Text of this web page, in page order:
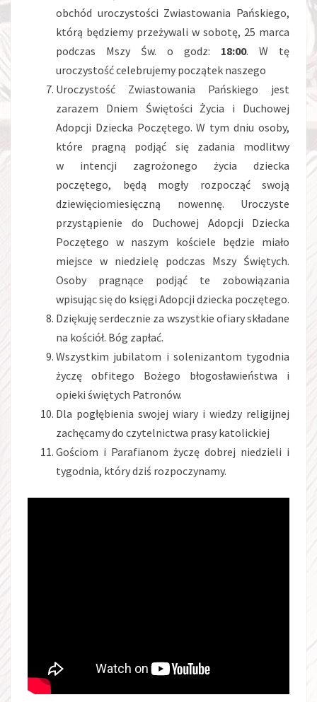
obchód uroczystości Zwiastowania Pańskiego,
którą będziemy przeżywali w sobotę, 25 marca
podczas Mszy Św. o godz: 18:00. W tę
uroczystość celebrujemy początek naszego
Uroczystość Zwiastowania Pańskiego jest
zarazem Dniem Świętości Życia i Duchowej
Adopcji Dziecka Poczętego. W tym dniu osoby,
które pragną podjąć się zadania modlitwy
w intencji zagrożonego życia dziecka
poczętego, będą mogły rozpocząć swoją
dziewięciomiesięczną nowennę. Uroczyste
przystąpienie do Duchowej Adopcji Dziecka
Poczętego w naszym kościele będzie miało
miejsce w niedzielę podczas Mszy Świętych.
Osoby pragnące podjąć te zobowiązania
wpisując się do księgi Adopcji dziecka poczętego.
Dziękuję serdecznie za wszystkie ofiary składane
na kościół. Bóg zapłać.
Wszystkim jubilatom i solenizantom tygodnia
życzę obfitego Bożego błogosławieństwa i
opieki świętych Patronów.
Dla pogłębienia swojej wiary i wiedzy religijnej
zachęcamy do czytelnictwa prasy katolickiej
Gościom i Parafianom życzę dobrej niedzieli i
tygodnia, który dziś rozpoczynamy.